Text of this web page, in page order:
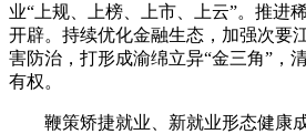
业“上规、上榜、上市、上云”。推进
开辟。持续优化金融生态，加强次要
害防治，打形成渝绵立异“金三角”，
有权。
鞭策矫捷就业、新就业形态健康